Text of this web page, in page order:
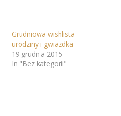
Grudniowa wishlista –
urodziny i gwiazdka
19 grudnia 2015
In "Bez kategorii"